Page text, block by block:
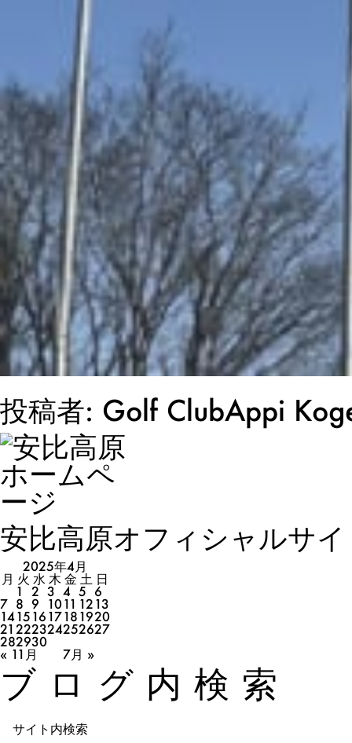
投稿者: Golf ClubAppi
安比高原オフィシャルサ
2025年4月
月 火 水 木金 土 日
« 11月 7月 »
1 2 3 4 5 6
7 8 9 1011 1213
14151617181920
21222324252627
282930
ブログ内検索